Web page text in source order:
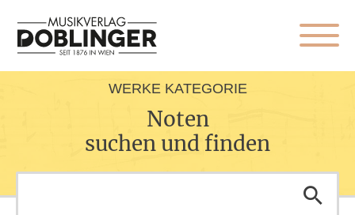
WERKE KATEGORIE
Noten
suchen und finden